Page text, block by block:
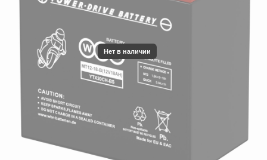
Нет в наличии